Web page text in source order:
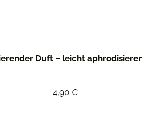
Duft – leicht
4,90 €